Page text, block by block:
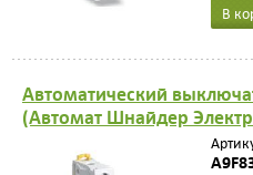
В
Автоматический
(Автомат Шнайдер